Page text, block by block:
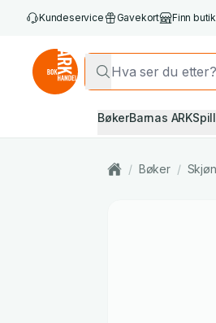
Kundeservice Gavekort Finn
BøkerBarnas ARK
/ Bøker /